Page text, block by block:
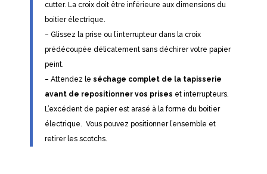
cutter. La croix doit être inférieure aux dimensions du
boitier électrique.
– Glissez la prise ou l’interrupteur dans la croix
prédécoupée délicatement sans déchirer votre papier
peint.
– Attendez le séchage complet de la tapisserie
avant de repositionner vos prises et interrupteurs.
L’excédent de papier est arasé à la forme du boitier
électrique. Vous pouvez positionner l’ensemble et
retirer les scotchs.